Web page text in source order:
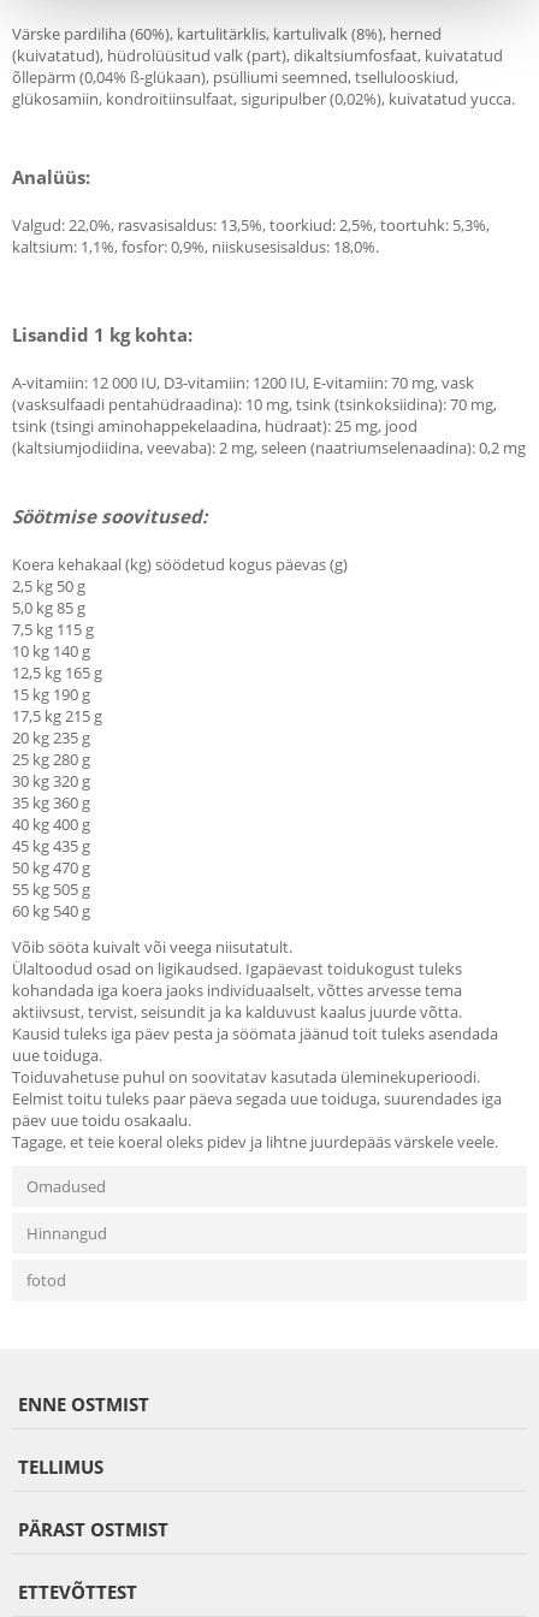
Värske pardiliha (60%), kartulitärklis, kartulivalk (8%), herned
(kuivatatud), hüdrolüüsitud valk (part), dikaltsiumfosfaat, kuivatatud
õllepärm (0,04% ß-glükaan), psülliumi seemned, tsellulooskiud,
glükosamiin, kondroitiinsulfaat, siguripulber (0,02%), kuivatatud yucca.
Analüüs:
Valgud: 22,0%, rasvasisaldus: 13,5%, toorkiud: 2,5%, toortuhk: 5,3%,
kaltsium: 1,1%, fosfor: 0,9%, niiskusesisaldus: 18,0%.
Lisandid 1 kg kohta:
A-vitamiin: 12 000 IU, D3-vitamiin: 1200 IU, E-vitamiin: 70 mg, vask
(vasksulfaadi pentahüdraadina): 10 mg, tsink (tsinkoksiidina): 70 mg,
tsink (tsingi aminohappekelaadina, hüdraat): 25 mg, jood
(kaltsiumjodiidina, veevaba): 2 mg, seleen (naatriumselenaadina): 0,2 mg
Söötmise soovitused:
Koera kehakaal (kg) söödetud kogus päevas (g)
2,5 kg 50 g
5,0 kg 85 g
7,5 kg 115 g
10 kg 140 g
12,5 kg 165 g
15 kg 190 g
17,5 kg 215 g
20 kg 235 g
25 kg 280 g
30 kg 320 g
35 kg 360 g
40 kg 400 g
45 kg 435 g
50 kg 470 g
55 kg 505 g
60 kg 540 g
Võib sööta kuivalt või veega niisutatult.
Ülaltoodud osad on ligikaudsed. Igapäevast toidukogust tuleks
kohandada iga koera jaoks individuaalselt, võttes arvesse tema
aktiivsust, tervist, seisundit ja ka kalduvust kaalus juurde võtta.
Kausid tuleks iga päev pesta ja söömata jäänud toit tuleks asendada
uue toiduga.
Toiduvahetuse puhul on soovitatav kasutada üleminekuperioodi.
Eelmist toitu tuleks paar päeva segada uue toiduga, suurendades iga
päev uue toidu osakaalu.
Tagage, et teie koeral oleks pidev ja lihtne juurdepääs värskele veele.
Omadused
Hinnangud
fotod
ENNE OSTMIST
TELLIMUS
PÄRAST OSTMIST
ETTEVÕTTEST